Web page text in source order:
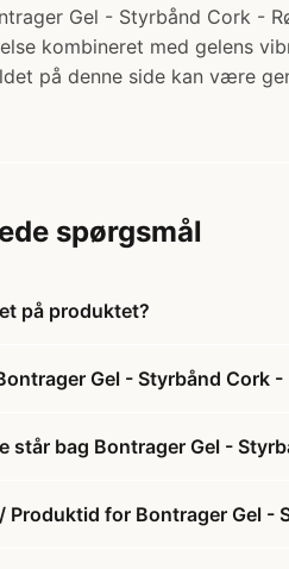
Gel - Styrbånd Cork -
kombineret med gelens
på denne side kan være
spørgsmål
på produktet?
Gel - Styrbånd Cork -
står bag Bontrager Gel -
Produktid for Bontrager Gel -